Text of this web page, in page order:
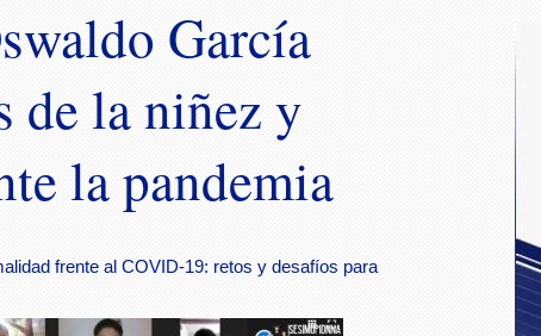
García
de la niñez y
la pandemia
frente al COVID-19: retos y desafíos para